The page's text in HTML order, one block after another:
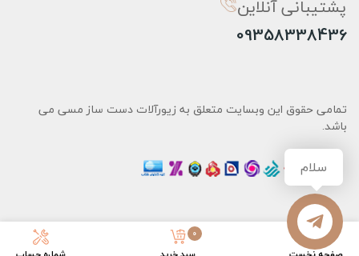
0
پشتیبانی آنلاین
09358338436
تمامی حقوق این وبسایت متعلق به زیورآلات دست ساز مسی می
باشد.
سلام